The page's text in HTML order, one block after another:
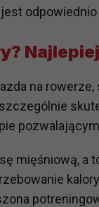
na
mięśniową, a